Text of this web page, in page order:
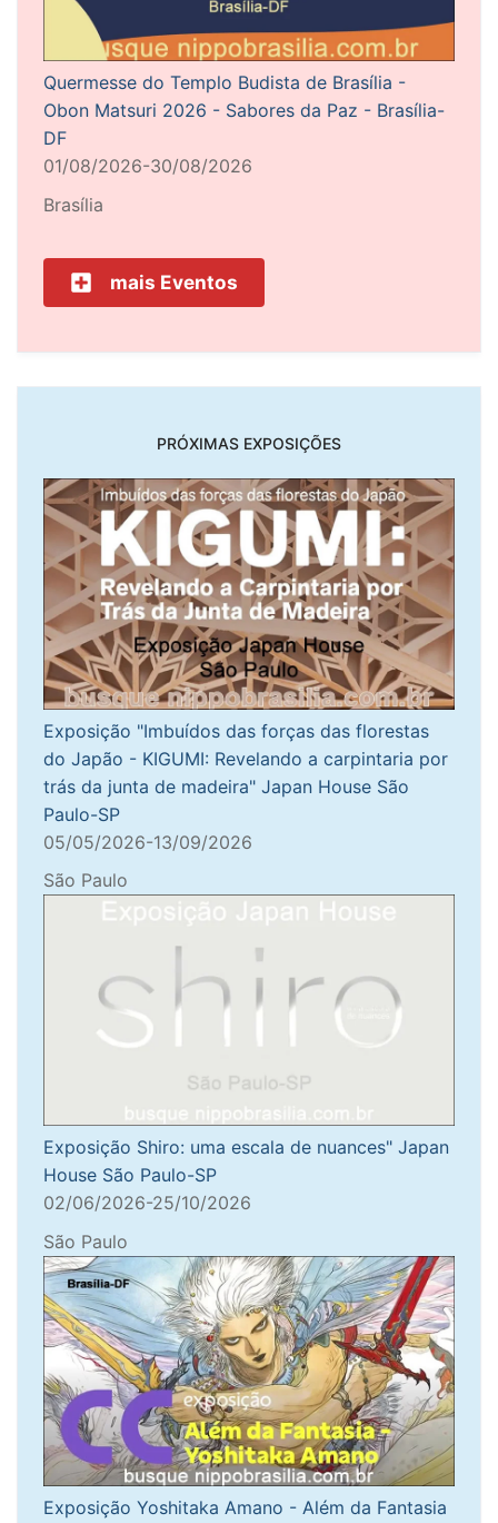
Quermesse do Templo Budista de Brasília -
Obon Matsuri 2026 - Sabores da Paz - Brasília-
DF
01/08/2026-30/08/2026
Brasília
mais Eventos
PRÓXIMAS EXPOSIÇÕES
Exposição "Imbuídos das forças das florestas
do Japão - KIGUMI: Revelando a carpintaria por
trás da junta de madeira" Japan House São
Paulo-SP
05/05/2026-13/09/2026
São Paulo
Exposição Shiro: uma escala de nuances" Japan
House São Paulo-SP
02/06/2026-25/10/2026
São Paulo
Exposição Yoshitaka Amano - Além da Fantasia